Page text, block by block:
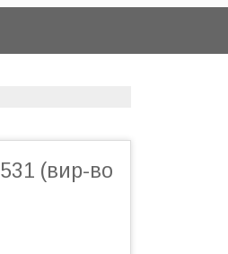
(вир-во